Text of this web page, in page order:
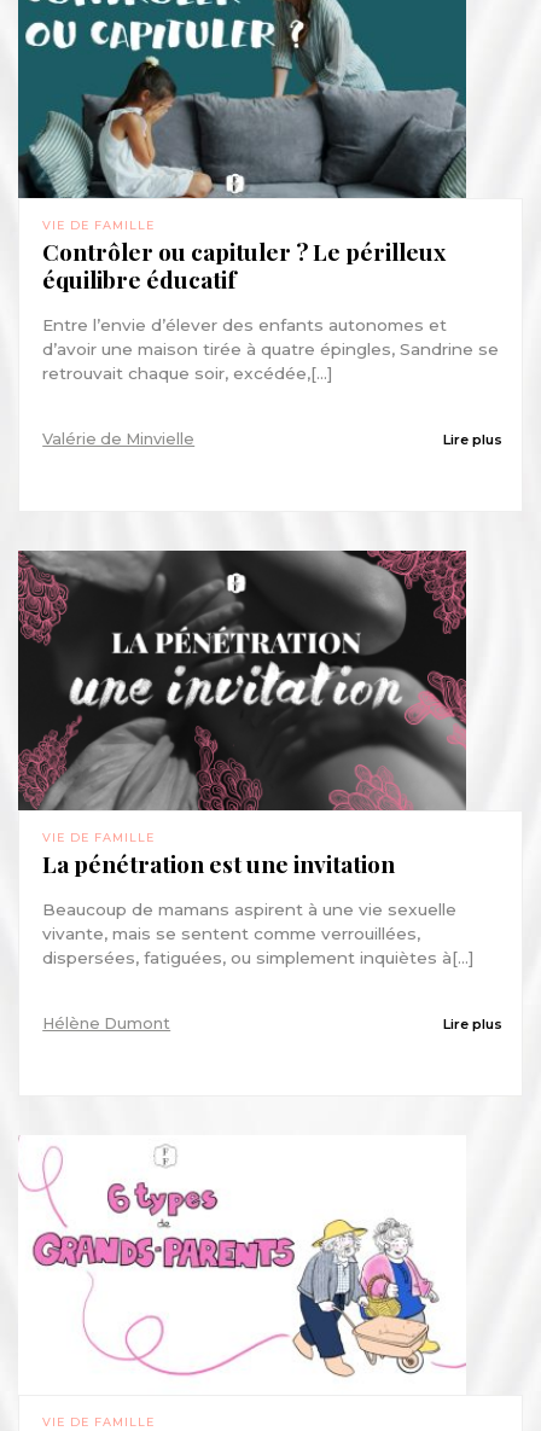
VIE DE FAMILLE
Contrôler ou capituler ? Le périlleux
équilibre éducatif
Entre l’envie d’élever des enfants autonomes et
d’avoir une maison tirée à quatre épingles, Sandrine se
retrouvait chaque soir, excédée,[...]
Valérie de Minvielle Lire plus
VIE DE FAMILLE
La pénétration est une invitation
Beaucoup de mamans aspirent à une vie sexuelle
vivante, mais se sentent comme verrouillées,
dispersées, fatiguées, ou simplement inquiètes à[...]
Hélène Dumont Lire plus
VIE DE FAMILLE